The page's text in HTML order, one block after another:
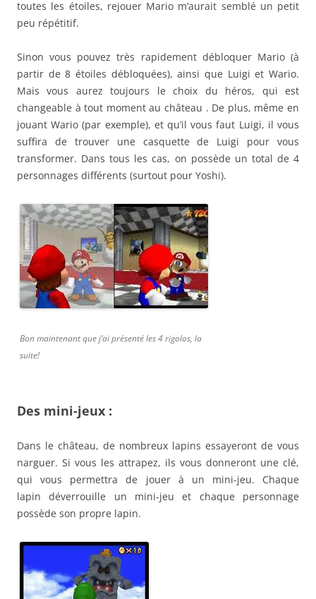
toutes les étoiles, rejouer Mario m’aurait semblé un petit
peu répétitif.
Sinon vous pouvez très rapidement débloquer Mario (à
partir de 8 étoiles débloquées), ainsi que Luigi et Wario.
Mais vous aurez toujours le choix du héros, qui est
changeable à tout moment au château . De plus, même en
jouant Wario (par exemple), et qu’il vous faut Luigi, il vous
suffira de trouver une casquette de Luigi pour vous
transformer. Dans tous les cas, on possède un total de 4
personnages différents (surtout pour Yoshi).
Bon maintenant que j’ai présenté les 4 rigolos, la
suite!
Des mini-jeux :
Dans le château, de nombreux lapins essayeront de vous
narguer. Si vous les attrapez, ils vous donneront une clé,
qui vous permettra de jouer à un mini-jeu. Chaque
lapin déverrouille un mini-jeu et chaque personnage
possède son propre lapin.